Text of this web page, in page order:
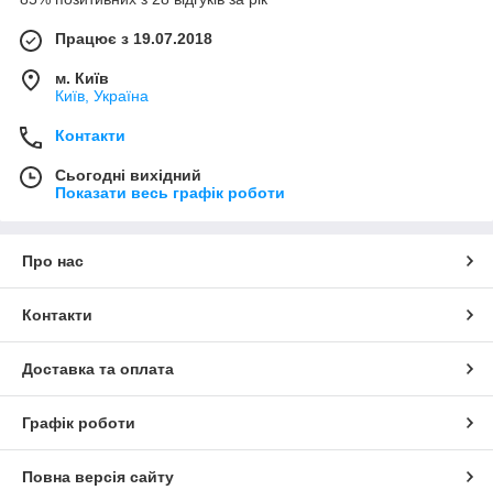
Працює з 19.07.2018
м. Київ
Київ, Україна
Контакти
Сьогодні вихідний
Показати весь графік роботи
Про нас
Контакти
Доставка та оплата
Графік роботи
Повна версія сайту